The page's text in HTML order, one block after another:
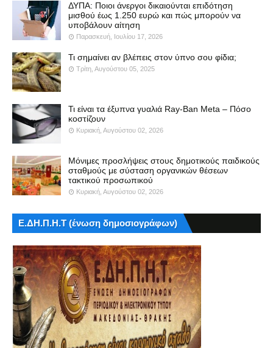
ΔΥΠΑ: Ποιοι άνεργοι δικαιούνται επιδότηση
μισθού έως 1.250 ευρώ και πώς μπορούν να
υποβάλουν αίτηση
Παρασκευή, Ιουλίου 17, 2026
Τι σημαίνει αν βλέπεις στον ύπνο σου φίδια;
Τρίτη, Αυγούστου 05, 2025
Τι είναι τα έξυπνα γυαλιά Ray-Ban Meta – Πόσο
κοστίζουν
Κυριακή, Αυγούστου 02, 2026
Μόνιμες προσλήψεις στους δημοτικούς παιδικούς
σταθμούς με σύσταση οργανικών θέσεων
τακτικού προσωπικού
Κυριακή, Αυγούστου 02, 2026
Ε.ΔΗ.Π.Η.Τ (ένωση δημοσιογράφων)